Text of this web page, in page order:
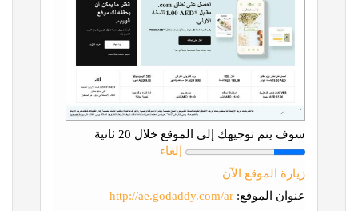
سوف يتم توجيهك إلى الموقع خلال 20 ثانية
إلغاء
زيارة الموقع الآن
عنوان الموقع: http://ae.godaddy.com/ar